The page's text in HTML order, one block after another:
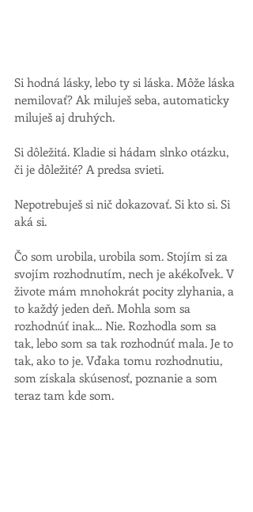
Si hodná lásky, lebo ty si láska. Môže láska
nemilovať? Ak miluješ seba, automaticky
miluješ aj druhých.
Si dôležitá. Kladie si hádam slnko otázku,
či je dôležité? A predsa svieti.
Nepotrebuješ si nič dokazovať. Si kto si. Si
aká si.
Čo som urobila, urobila som. Stojím si za
svojím rozhodnutím, nech je akékoľvek. V
živote mám mnohokrát pocity zlyhania, a
to každý jeden deň. Mohla som sa
rozhodnúť inak... Nie. Rozhodla som sa
tak, lebo som sa tak rozhodnúť mala. Je to
tak, ako to je. Vďaka tomu rozhodnutiu,
som získala skúsenosť, poznanie a som
teraz tam kde som.